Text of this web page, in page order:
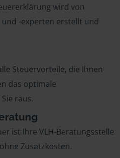
wird von
-experten erstellt und
Steuervorteile, die Ihnen
das optimale
raus.
ist Ihre VLH-Beratungsstelle
Zusatzkosten.